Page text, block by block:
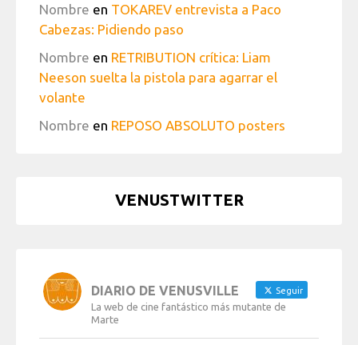
Nombre en TOKAREV entrevista a Paco
Cabezas: Pidiendo paso
Nombre en RETRIBUTION crítica: Liam
Neeson suelta la pistola para agarrar el
volante
Nombre en REPOSO ABSOLUTO posters
VENUSTWITTER
DIARIO DE VENUSVILLE Seguir
La web de cine fantástico más mutante de
Marte